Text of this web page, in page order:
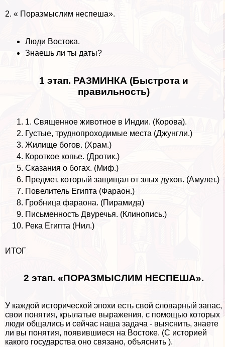
2. « Поразмыслим неспеша».
Люди Востока.
Знаешь ли ты даты?
1 этап. РАЗМИНКА (Быстрота и
правильность)
1. Священное животное в Индии. (Корова).
Густые, труднопроходимые места (Джунгли.)
Жилище богов. (Храм.)
Короткое копье. (Дротик.)
Сказания о богах. (Миф.)
Предмет, который защищал от злых духов. (Амулет.)
Повелитель Египта (Фараон.)
Гробница фараона. (Пирамида)
Письменность Двуречья. (Клинопись.)
Река Египта (Нил.)
ИТОГ
2 этап. «ПОРАЗМЫСЛИМ НЕСПЕША».
У каждой исторической эпохи есть свой словарный запас,
свои понятия, крылатые выражения, с помощью которых
люди общались и сейчас наша задача - выяснить, знаете
ли вы понятия, появившиеся на Востоке. (С историей
какого государства оно связано, объяснить ).